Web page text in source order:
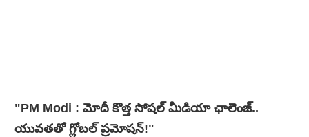
"PM Modi : మోదీ కొత్త సోషల్ మీడియా ఛాలెంజ్..
యువతతో గ్లోబల్ ప్రమోషన్!"